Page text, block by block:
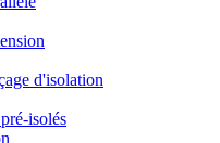
d'isolation
isolés